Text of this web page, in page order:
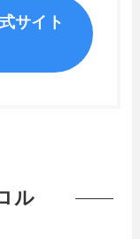
サイト
ル